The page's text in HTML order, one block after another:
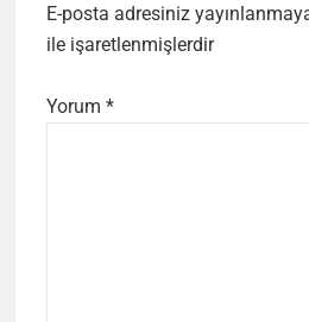
E-posta adresiniz
ile işaretlenmişlerdir
Yorum *